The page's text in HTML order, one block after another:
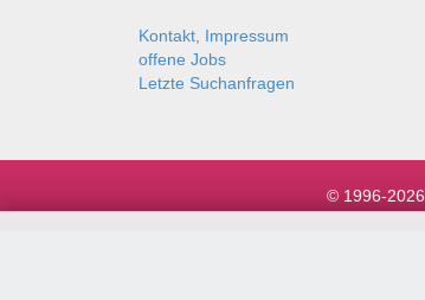
Kontakt, Impressum
offene Jobs
Letzte Suchanfragen
© 1996-2026